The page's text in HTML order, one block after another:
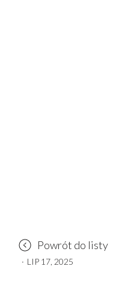
Powrót do listy
· LIP 17, 2025